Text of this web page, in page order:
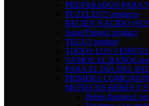
PREPARADOS PARA
PUZZLES75 products
RECIÉN NACIDO
SuperThings1 product
TEGU1 product
TODOS LOS
VAMOS AL BAÑO6
PARA EL DÍA DEL
PRIMERA COMUNION
MUÑECOS BEBÉS Y
Bebés llorones1